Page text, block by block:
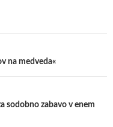
na medveda«
sodobno zabavo v enem